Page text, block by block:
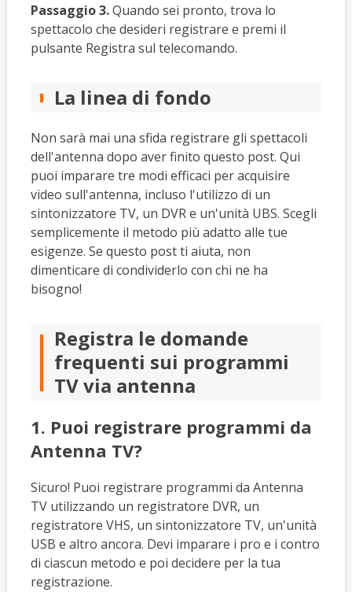
Passaggio 3.Quando sei pronto, trova lo
spettacolo che desideri registrare e premi il
pulsante Registra sul telecomando.
La linea di fondo
Non sarà mai una sfida registrare gli spettacoli
dell'antenna dopo aver finito questo post. Qui
puoi imparare tre modi efficaci per acquisire
video sull'antenna, incluso l'utilizzo di un
sintonizzatore TV, un DVR e un'unità UBS. Scegli
semplicemente il metodo più adatto alle tue
esigenze. Se questo post ti aiuta, non
dimenticare di condividerlo con chi ne ha
bisogno!
Registra le domande
frequenti sui programmi
TV via antenna
1. Puoi registrare programmi da
Antenna TV?
Sicuro! Puoi registrare programmi da Antenna
TV utilizzando un registratore DVR, un
registratore VHS, un sintonizzatore TV, un'unità
USB e altro ancora. Devi imparare i pro e i contro
di ciascun metodo e poi decidere per la tua
registrazione.